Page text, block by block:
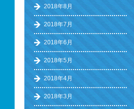
2018年8月
2018年7月
2018年6月
2018年5月
2018年4月
2018年3月